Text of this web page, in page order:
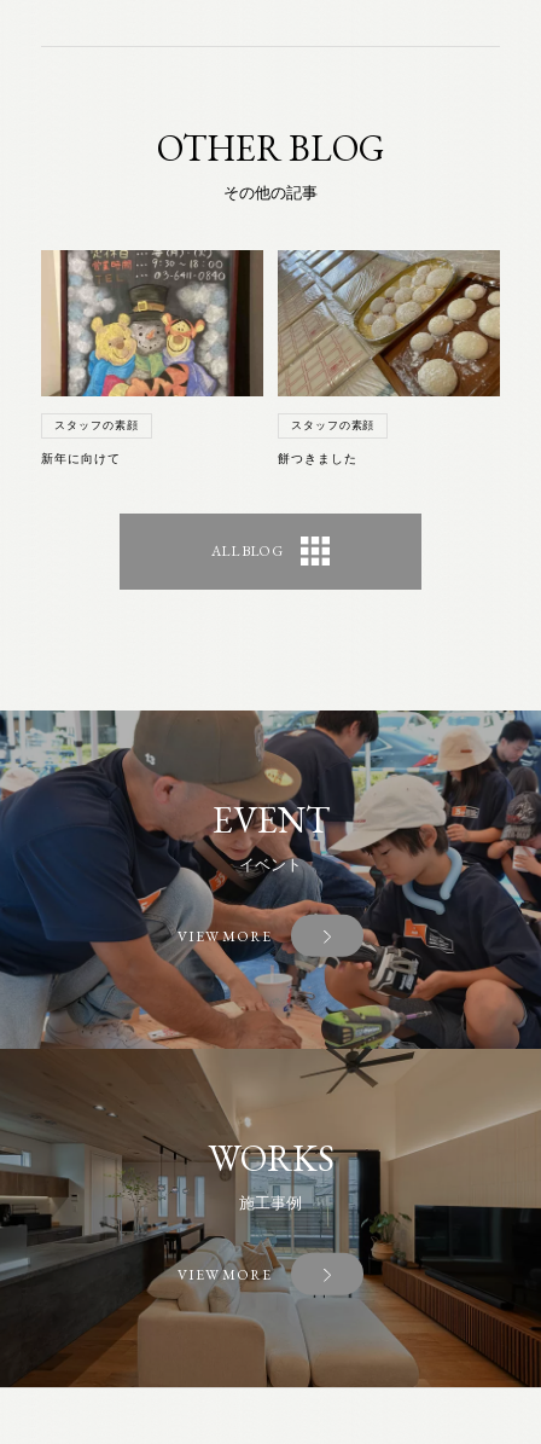
OTHER BLOG
その他の記事
スタッフの素顔
新年に向けて
スタッフの素顔
餅つきました
ALL BLOG
EVENT
イベント
VIEW MORE
WORKS
施工事例
VIEW MORE